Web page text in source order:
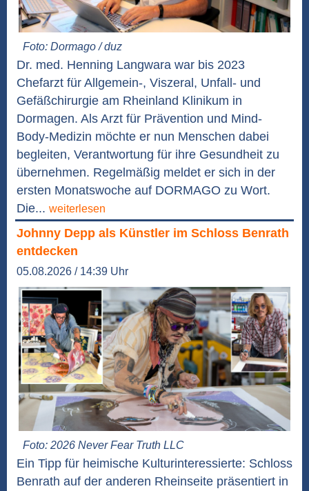
Foto: Dormago / duz
Dr. med. Henning Langwara war bis 2023
Chefarzt für Allgemein-, Viszeral, Unfall- und
Gefäßchirurgie am Rheinland Klinikum in
Dormagen. Als Arzt für Prävention und Mind-
Body-Medizin möchte er nun Menschen dabei
begleiten, Verantwortung für ihre Gesundheit zu
übernehmen. Regelmäßig meldet er sich in der
ersten Monatswoche auf DORMAGO zu Wort.
Die... weiterlesen
Johnny Depp als Künstler im Schloss Benrath
entdecken
05.08.2026 / 14:39 Uhr
Foto: 2026 Never Fear Truth LLC
Ein Tipp für heimische Kulturinteressierte: Schloss
Benrath auf der anderen Rheinseite präsentiert in